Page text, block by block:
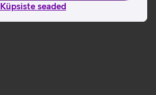
Küpsiste seaded